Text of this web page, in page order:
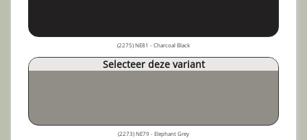
(2275) NE81 - Charcoal Black
Selecteer deze variant
(2273) NE79 - Elephant Grey